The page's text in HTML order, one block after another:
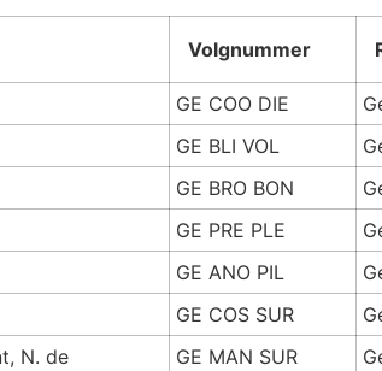
Volgnummer
GE COO DIE
GE BLI VOL
GE BRO BON
GE PRE PLE
GE ANO PIL
GE COS SUR
N. de GE MAN SUR